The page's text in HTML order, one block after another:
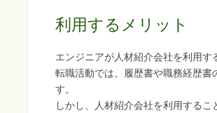
利用するメリット
エンジニアが人材紹介会社を利用す
転職活動では、履歴書や職務経歴
す。
しかし、人材紹介会社を利用する